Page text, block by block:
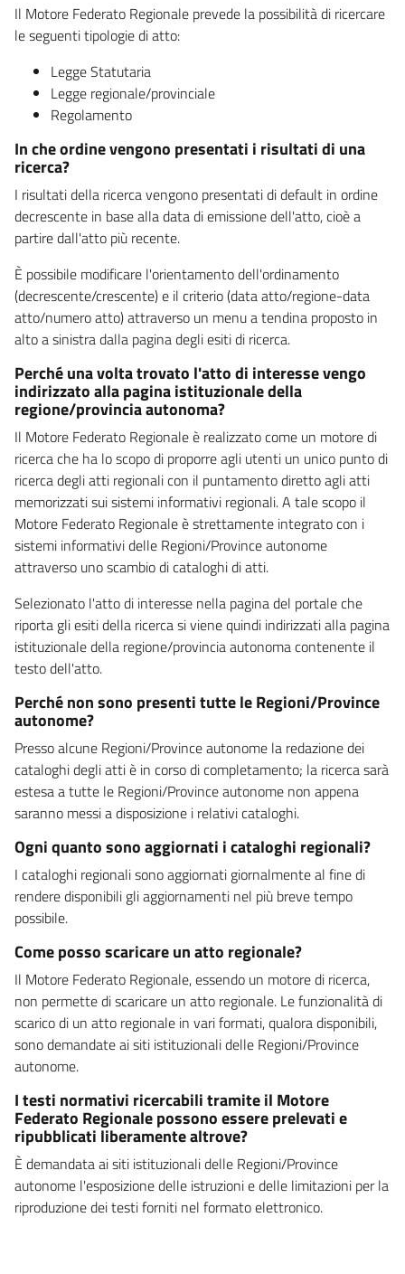
Il Motore Federato Regionale prevede la possibilità di ricercare
le seguenti tipologie di atto:
Legge Statutaria
Legge regionale/provinciale
Regolamento
In che ordine vengono presentati i risultati di una
ricerca?
I risultati della ricerca vengono presentati di default in ordine
decrescente in base alla data di emissione dell'atto, cioè a
partire dall'atto più recente.
È possibile modificare l'orientamento dell'ordinamento
(decrescente/crescente) e il criterio (data atto/regione-data
atto/numero atto) attraverso un menu a tendina proposto in
alto a sinistra dalla pagina degli esiti di ricerca.
Perché una volta trovato l'atto di interesse vengo
indirizzato alla pagina istituzionale della
regione/provincia autonoma?
Il Motore Federato Regionale è realizzato come un motore di
ricerca che ha lo scopo di proporre agli utenti un unico punto di
ricerca degli atti regionali con il puntamento diretto agli atti
memorizzati sui sistemi informativi regionali. A tale scopo il
Motore Federato Regionale è strettamente integrato con i
sistemi informativi delle Regioni/Province autonome
attraverso uno scambio di cataloghi di atti.
Selezionato l'atto di interesse nella pagina del portale che
riporta gli esiti della ricerca si viene quindi indirizzati alla pagina
istituzionale della regione/provincia autonoma contenente il
testo dell'atto.
Perché non sono presenti tutte le Regioni/Province
autonome?
Presso alcune Regioni/Province autonome la redazione dei
cataloghi degli atti è in corso di completamento; la ricerca sarà
estesa a tutte le Regioni/Province autonome non appena
saranno messi a disposizione i relativi cataloghi.
Ogni quanto sono aggiornati i cataloghi regionali?
I cataloghi regionali sono aggiornati giornalmente al fine di
rendere disponibili gli aggiornamenti nel più breve tempo
possibile.
Come posso scaricare un atto regionale?
Il Motore Federato Regionale, essendo un motore di ricerca,
non permette di scaricare un atto regionale. Le funzionalità di
scarico di un atto regionale in vari formati, qualora disponibili,
sono demandate ai siti istituzionali delle Regioni/Province
autonome.
I testi normativi ricercabili tramite il Motore
Federato Regionale possono essere prelevati e
ripubblicati liberamente altrove?
È demandata ai siti istituzionali delle Regioni/Province
autonome l'esposizione delle istruzioni e delle limitazioni per la
riproduzione dei testi forniti nel formato elettronico.